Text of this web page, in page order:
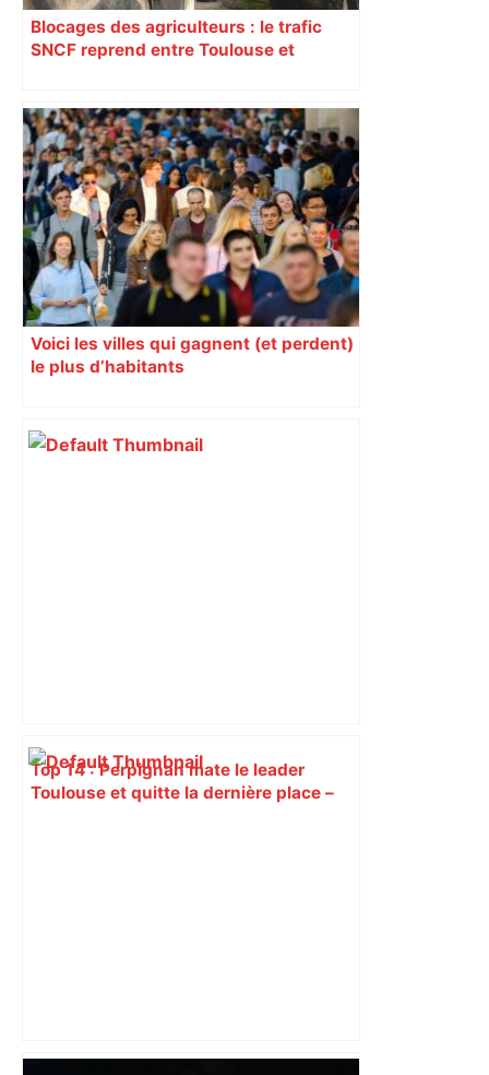
Blocages des agriculteurs : le trafic
SNCF reprend entre Toulouse et
Voici les villes qui gagnent (et perdent)
le plus d’habitants
Top 14 : Perpignan mate le leader
Toulouse et quitte la dernière place –